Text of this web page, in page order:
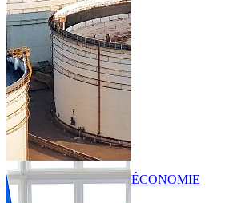
ÉCONOMIE